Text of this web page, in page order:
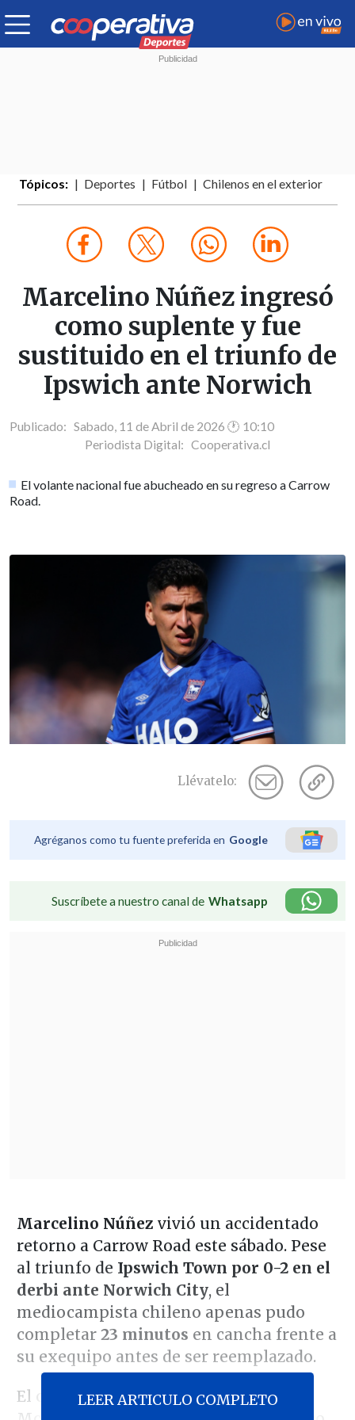
Tópicos: Deportes Fútbol Chilenos en el exterior
Marcelino Núñez ingresó
como suplente y fue
sustituido en el triunfo de
Ipswich ante Norwich
Publicado: Sabado, 11 de Abril de 2026 🕐 10:10
Periodista Digital: Cooperativa.cl
El volante nacional fue abucheado en su regreso a Carrow
Road.
Llévatelo:
Agréganos como tu fuente preferida en Google
Suscríbete a nuestro canal de Whatsapp
Marcelino Núñez vivió un accidentado
retorno a Carrow Road este sábado. Pese
al triunfo de Ipswich Town por 0-2 en el
derbi ante Norwich City, el
mediocampista chileno apenas pudo
completar 23 minutos en cancha frente a
su exequipo antes de ser reemplazado.
El cuadro comandado por Kieran
LEER ARTICULO COMPLETO